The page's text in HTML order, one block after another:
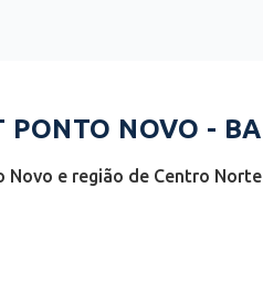
PONTO NOVO - BA
e região de Centro Norte